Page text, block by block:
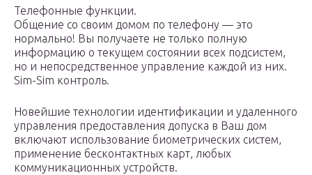
Телефонные функции.
Общение со своим домом по телефону — это
нормально! Вы получаете не только полную
информацию о текущем состоянии всех подсистем,
но и непосредственное управление каждой из них.
Sim-Sim контроль.
Новейшие технологии идентификации и удаленного
управления предоставления допуска в Ваш дом
включают использование биометрических систем,
применение бесконтактных карт, любых
коммуникационных устройств.